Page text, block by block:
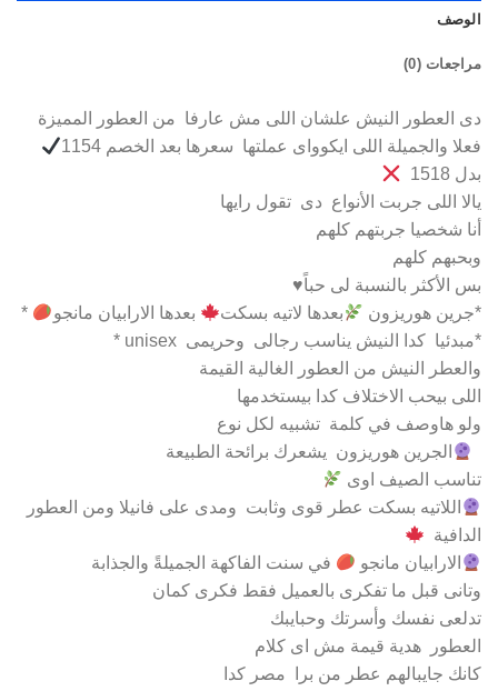
الوصف
مراجعات (0)
دى العطور النيش علشان اللى مش عارفا من العطور المميزة
فعلا والجميلة اللى ايكوواى عملتها سعرها بعد الخصم 1154
بدل 1518
يالا اللى جربت الأنواع دى تقول رايها
أنا شخصيا جربتهم كلهم
وبحبهم كلهم
بس الأكثر بالنسبة لى حباً♥️
*جرين هوريزون
بعدها لاتيه بسكت بعدها الارابيان مانجو
*
*مبدئيا كدا النيش يناسب رجالى وحريمى unisex *
والعطر النيش من العطور الغالية القيمة
اللى بيحب الاختلاف كدا بيستخدمها
ولو هاوصف في كلمة تشبيه لكل نوع
الجرين هوريزون يشعرك برائحة الطبيعة
تناسب الصيف اوى
اللاتيه بسكت عطر قوى وثابت ومدى على فانيلا ومن العطور
الدافية
الارابيان مانجو
في سنت الفاكهة الجميلةً والجذابة
وتانى قبل ما تفكرى بالعميل فقط فكرى كمان
تدلعى نفسك وأسرتك وحبايبك
العطور هدية قيمة مش اى كلام
كانك جايبالهم عطر من برا مصر كدا